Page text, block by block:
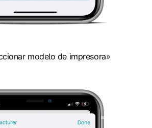
modelo de impresora»